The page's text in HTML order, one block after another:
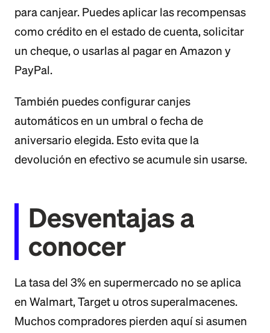
para canjear. Puedes aplicar las recompensas
como crédito en el estado de cuenta, solicitar
un cheque, o usarlas al pagar en Amazon y
PayPal.
También puedes configurar canjes
automáticos en un umbral o fecha de
aniversario elegida. Esto evita que la
devolución en efectivo se acumule sin usarse.
Desventajas a
conocer
La tasa del 3% en supermercado no se aplica
en Walmart, Target u otros superalmacenes.
Muchos compradores pierden aquí si asumen